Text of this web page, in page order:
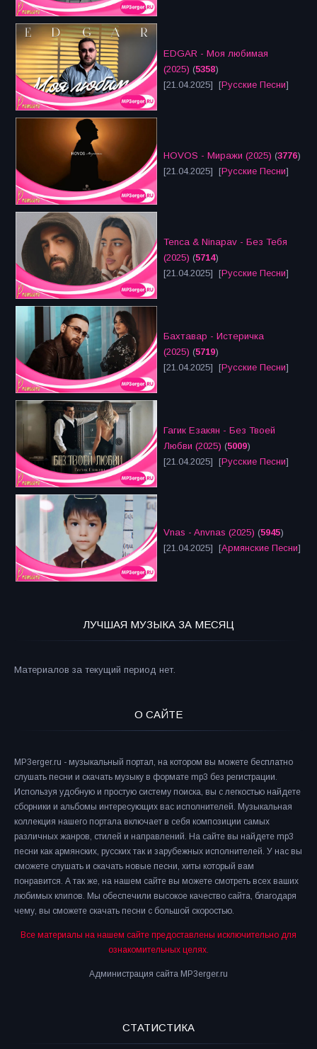
EDGAR - Моя любимая
(2025) (5358)
[21.04.2025] [Русские Песни]
HOVOS - Миражи (2025) (3776)
[21.04.2025] [Русские Песни]
Tenca & Ninapav - Без Тебя
(2025) (5714)
[21.04.2025] [Русские Песни]
Бахтавар - Истеричка
(2025) (5719)
[21.04.2025] [Русские Песни]
Гагик Езакян - Без Твоей
Любви (2025) (5009)
[21.04.2025] [Русские Песни]
Vnas - Anvnas (2025) (5945)
[21.04.2025] [Армянские Песни]
ЛУЧШАЯ МУЗЫКА ЗА МЕСЯЦ
Материалов за текущий период нет.
О САЙТЕ
MP3erger.ru - музыкальный портал, на котором вы можете бесплатно
слушать песни и скачать музыку в формате mp3 без регистрации.
Используя удобную и простую систему поиска, вы с легкостью найдете
сборники и альбомы интересующих вас исполнителей. Музыкальная
коллекция нашего портала включает в себя композиции самых
различных жанров, стилей и направлений. На сайте вы найдете mp3
песни как армянских, русских так и зарубежных исполнителей. У нас вы
сможете слушать и скачать новые песни, хиты который вам
понравится. А так же, на нашем сайте вы можете смотреть всех ваших
любимых клипов. Мы обеспечили высокое качество сайта, благодаря
чему, вы сможете скачать песни с большой скоростью.
Все материалы на нашем сайте предоставлены исключительно для
ознакомительных целях.
Администрация сайта MP3erger.ru
СТАТИСТИКА